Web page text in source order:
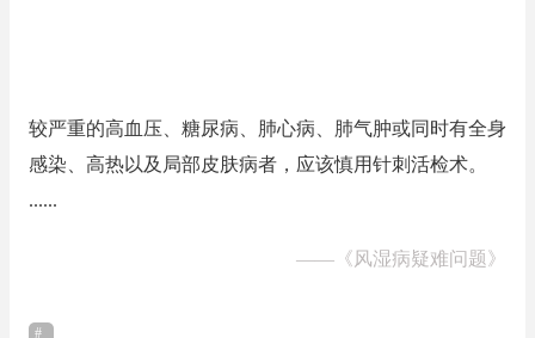
较严重的高血压、糖尿病、肺心病、肺气肿或同时有全身
感染、高热以及局部皮肤病者，应该慎用针刺活检术。
......
—— 《风湿病疑难问题》